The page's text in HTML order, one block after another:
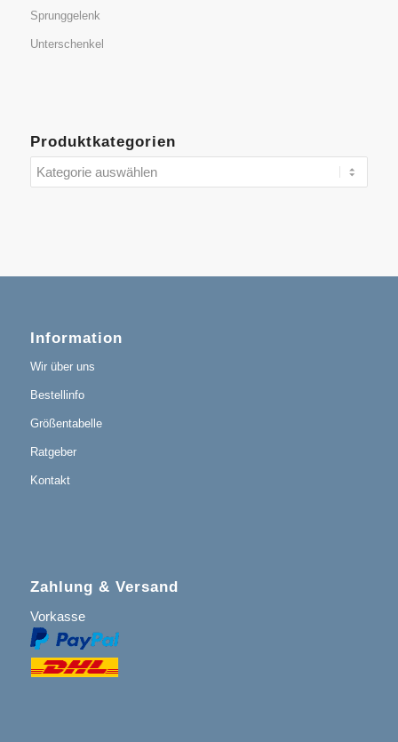
Sprunggelenk
Unterschenkel
Produktkategorien
Information
Wir über uns
Bestellinfo
Größentabelle
Ratgeber
Kontakt
Zahlung & Versand
Vorkasse